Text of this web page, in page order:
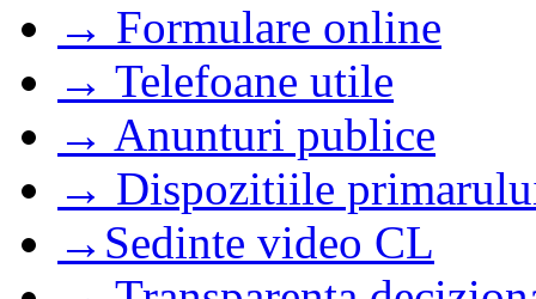
→ Formulare online
→ Telefoane utile
→ Anunturi publice
→ Dispozitiile
→Sedinte video CL